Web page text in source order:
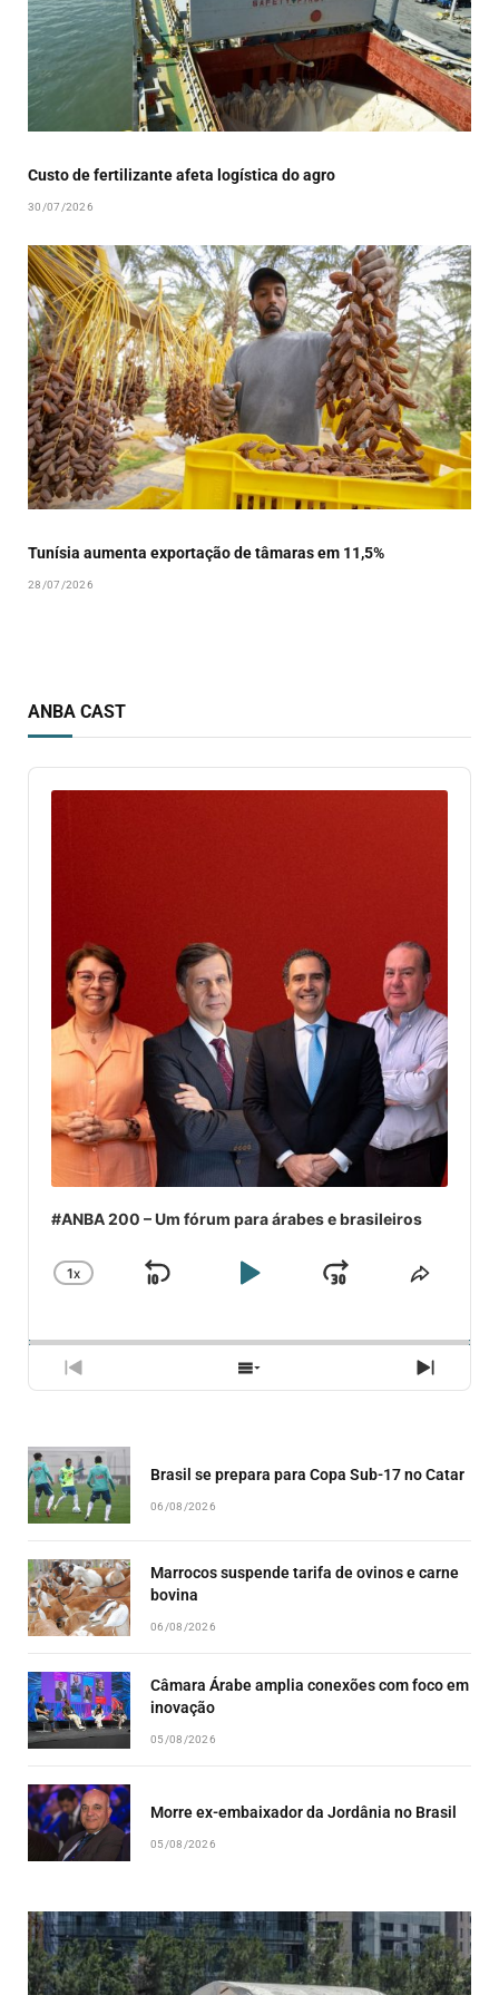
Custo de fertilizante afeta logística do agro
30/07/2026
Tunísia aumenta exportação de tâmaras em 11,5%
28/07/2026
ANBA CAST
Audio
Player
#ANBA 200 – Um fórum para árabes e brasileiros
CHANGE
1X
SKIP
PLAYJUMP
PREVIOUS
EPISODE
SHOW
EPISODES
NEXT
Brasil se prepara para Copa Sub-17 no Catar
06/08/2026
Marrocos suspende tarifa de ovinos e carne
bovina
06/08/2026
Câmara Árabe amplia conexões com foco em
inovação
05/08/2026
Morre ex-embaixador da Jordânia no Brasil
05/08/2026